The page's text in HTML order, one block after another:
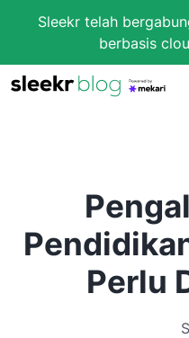
Sleekr telah
berbasis
Perlu